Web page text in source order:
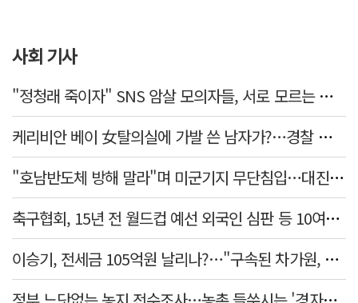
사회 기사
"정청래 죽이자" SNS 암살 모의자들, 서로 모르는 사이였다…檢송치
케리비안 베이 女탈의실에 가발 쓴 남자가?…경찰 추적 중
"호남반도체 방해 말라"며 미군기지 무단침입…대진연 회원 3명 '구속'
축구협회, 15년 전 월드컵 예선 외국인 심판 등 10여명에 '성 접대'
이승기, 전세금 105억원 날리나?…"구속된 차가원, 형사 범죄 영역"